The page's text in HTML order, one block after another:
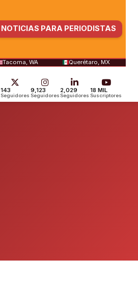
NOTICIAS PARA PERIODISTAS
Tacoma, WA Querétaro, MX
143
Seguidores
9,123
Seguidores
2,029
Seguidores
18 MIL
Suscriptores